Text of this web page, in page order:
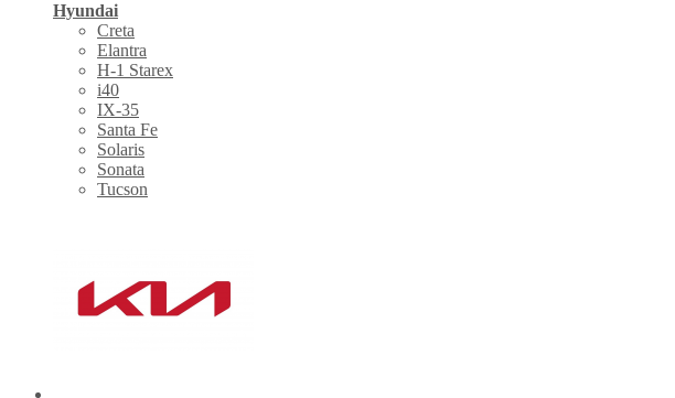
Hyundai
Creta
Elantra
H-1 Starex
i40
IX-35
Santa Fe
Solaris
Sonata
Tucson